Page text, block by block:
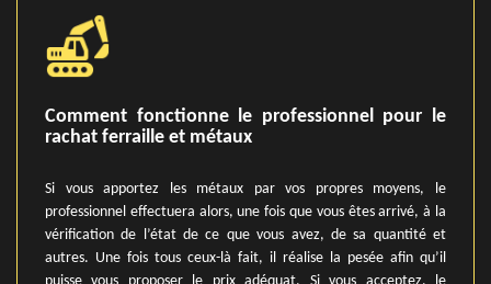
Comment fonctionne le professionnel pour le
rachat ferraille et métaux
Si vous apportez les métaux par vos propres moyens, le
professionnel effectuera alors, une fois que vous êtes arrivé, à la
vérification de l’état de ce que vous avez, de sa quantité et
autres. Une fois tous ceux-là fait, il réalise la pesée afin qu’il